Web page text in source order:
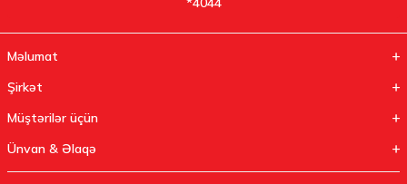
Məlumat
Şirkət
Müştərilər üçün
Ünvan & Əlaqə